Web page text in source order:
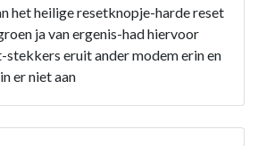
het heilige resetknopje-harde reset
ja van ergenis-had hiervoor
eruit ander modem erin en
er niet aan